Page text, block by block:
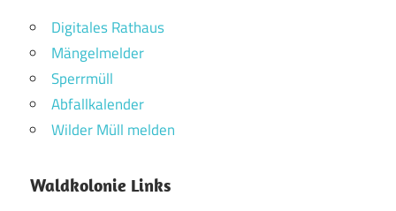
Digitales Rathaus
Mängelmelder
Sperrmüll
Abfallkalender
Wilder Müll melden
Waldkolonie Links